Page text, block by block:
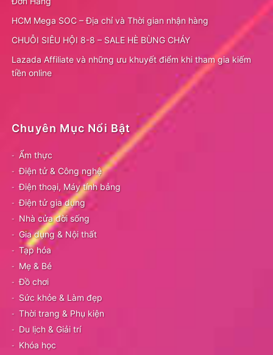
HCM Mega SOC – Địa chỉ và Thời gian nhận hàng
CHUỖI SIÊU HỘI 8-8 – SALE HÈ BÙNG CHÁY
Lazada Affiliate và những ưu khuyết điểm khi tham gia kiếm
tiền online
Chuyên Mục Nổi Bật
Ẩm thực
Điện tử & Công nghệ
Điện thoại, Máy tính bảng
Điện tử gia dụng
Nhà cửa đời sống
Gia dụng & Nội thất
Tạp hóa
Mẹ & Bé
Đồ chơi
Sức khỏe & Làm đẹp
Thời trang & Phụ kiện
Du lịch & Giải trí
Khóa học